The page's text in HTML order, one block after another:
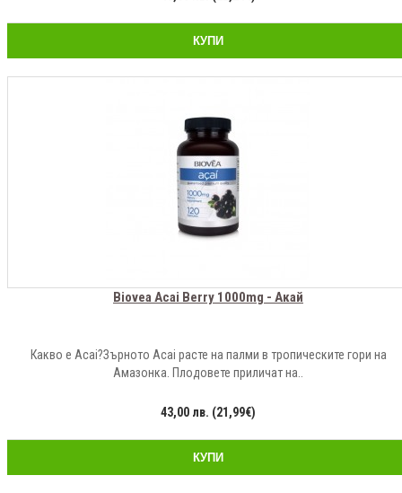
КУПИ
Biovea Acai Berry 1000mg - Акай
Какво е Acai?Зърното Acai расте на палми в тропическите гори на
Амазонка. Плодовете приличат на..
43,00 лв. (21,99€)
КУПИ